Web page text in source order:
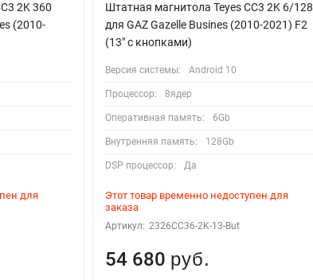
2K 360
(2010-
для
Штатная магнитола Teyes CC3 2K 6/128
для GAZ Gazelle Busines (2010-2021) F2
(13" с кнопками)
Версия системы: Android 10
Процессор: 8ядер
Оперативная память: 6Gb
Внутренняя память: 128Gb
DSP процессор: Да
Этот товар временно недоступен для
заказа
Артикул: 2326CC36-2K-13-But
54 680 руб.